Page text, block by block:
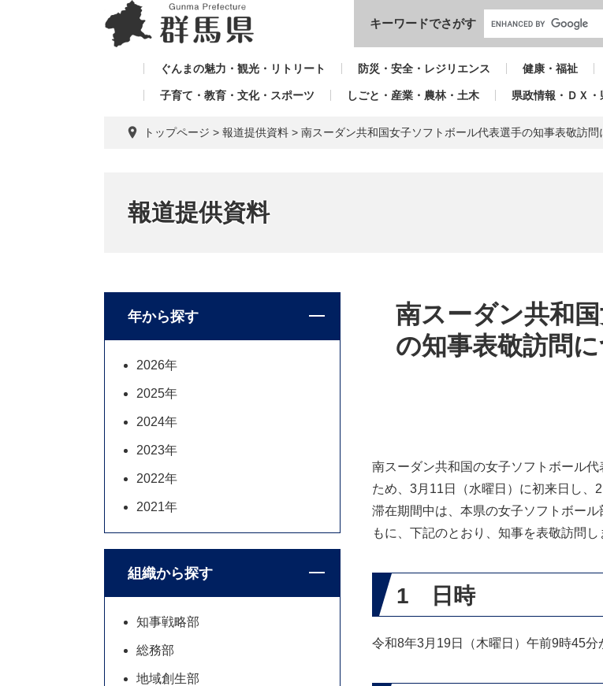
本文へ
キーワードでさがす
ぐんまの魅力・観光・リトリート 防災・安全・レジリエンス 健康・福祉
子育て・教育・文化・スポーツ しごと・産業・農林・土木 県政情報・ＤＸ・
トップページ > 報道提供資料 > 南スーダン共和国女子ソフトボール代表選手の知事表敬訪問
報道提供資料
南スーダン共和
の知事表敬訪問
南スーダン共和国の女子ソフトボール
ため、3月11日（水曜日）に初来日し、
滞在期間中は、本県の女子ソフトボー
もに、下記のとおり、知事を表敬訪問し
1 日時
令和8年3月19日（木曜日）午前9時45分
年から探す
2026年
2025年
2024年
2023年
2022年
2021年
組織から探す
知事戦略部
総務部
地域創生部